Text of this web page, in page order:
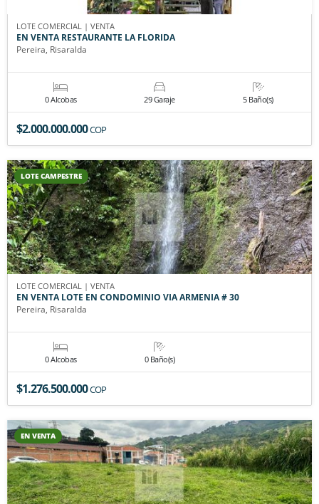
LOTE COMERCIAL | VENTA
EN VENTA RESTAURANTE LA FLORIDA
Pereira, Risaralda
0 Alcobas 29 Garaje 5 Baño(s)
$2.000.000.000COP
LOTE CAMPESTRE
LOTE COMERCIAL | VENTA
EN VENTA LOTE EN CONDOMINIO VIA ARMENIA # 30
Pereira, Risaralda
0 Alcobas 0 Baño(s)
$1.276.500.000COP
EN VENTA